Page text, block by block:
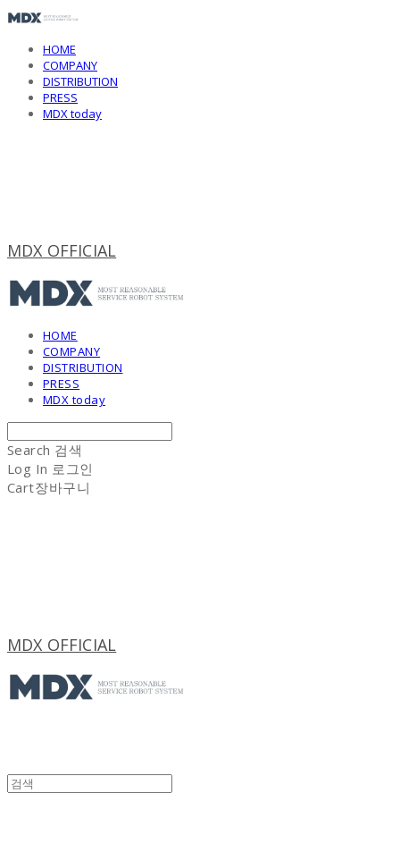
HOME
COMPANY
DISTRIBUTION
PRESS
MDX today
MDX OFFICIAL
HOME
COMPANY
DISTRIBUTION
PRESS
MDX today
Search 검색
Log In 로그인
Cart장바구니
MDX OFFICIAL